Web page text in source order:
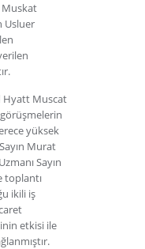
Muskat
Usluer
Hyatt Muscat
yüksek
Murat
Sayın
toplantı
ikili iş
etkisi ile